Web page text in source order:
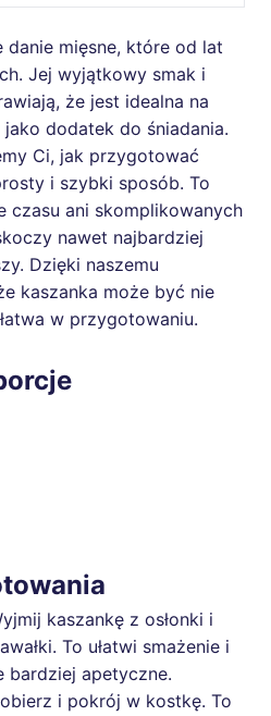
danie mięsne, które od lat
Jej wyjątkowy smak i
że jest idealna na
dodatek do śniadania.
Ci, jak przygotować
i szybki sposób. To
czasu ani skomplikowanych
nawet najbardziej
Dzięki naszemu
kaszanka może być nie
w przygotowaniu.
kaszankę z osłonki i
To ułatwi smażenie i
bardziej apetyczne.
i pokrój w kostkę. To